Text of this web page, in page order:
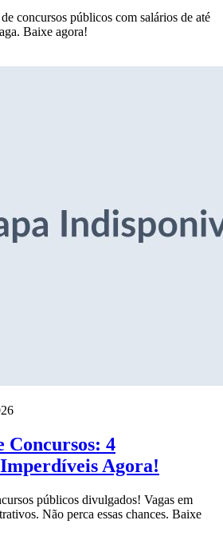
concursos públicos com salários de até
Baixe agora!
Concursos: 4
Agora!
públicos divulgados! Vagas em
Não perca essas chances. Baixe